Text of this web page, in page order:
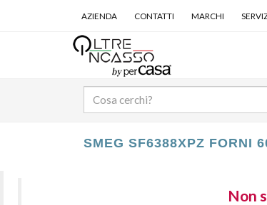
AZIENDA CONTATTI MARCHI
SMEG SF6388XPZ FORNI
Non